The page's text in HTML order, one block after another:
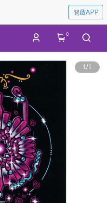
開啟APP
0
1/1